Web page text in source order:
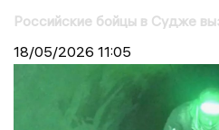
Российские бойцы в Судже
18/05/2026 11:05